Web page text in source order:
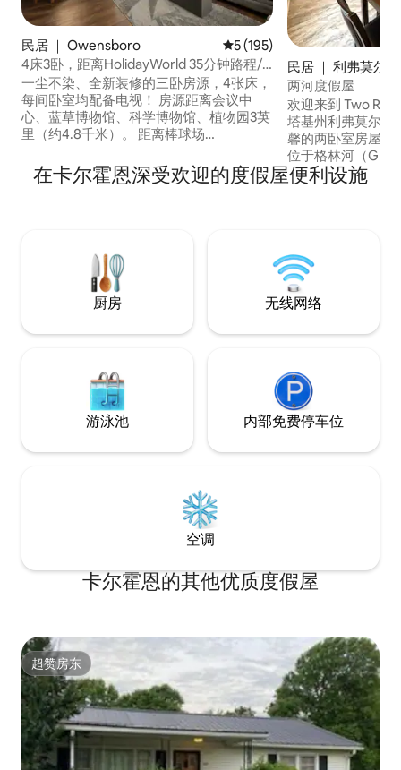
民居 ｜ Owensboro 平均评分 5 分（满分 5 分），
5 (195)
4床3卧，距离HolidayWorld 35分钟路程/
靠近Conv Ctr/Fisher Pk
一尘不染、全新装修的三卧房源，4张床，
每间卧室均配备电视！ 房源距离会议中
心、蓝草博物馆、科学博物馆、植物园3英
里（约4.8千米）。 距离棒球场
场）4分钟，距离Holiday world 30分钟，
私人围栏后院，带照明露台。房源备有充
- 洗衣机和烘干机 - 厨房备品齐全，马上预
民居 ｜ 利弗莫尔
两河度假屋
欢迎来到 Two
塔基州利弗莫尔的宁
馨的两卧室房屋坐
位于格林河（
（Rough River）
和自然魅力完美融
都是您的理想家外
在卡尔霍恩深受欢迎的度假屋便利设施
厨房 无线网络
游泳池 内部免费停车位
空调
卡尔霍恩的其他优质度假屋
超赞房东
超赞房东